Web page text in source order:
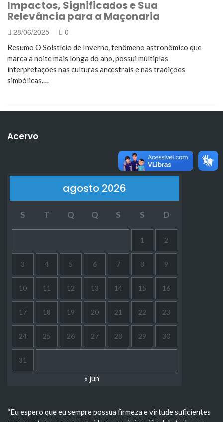
Impactos, Significados e Sua
Relevância para a Maçonaria
28/06/2025 0
Resumo O Solstício de Inverno, fenômeno astronômico que
marca a noite mais longa do ano, possui múltiplas
interpretações nas culturas ancestrais e nas tradições
simbólicas.…
Acervo
agosto 2026
S T Q Q S S D
1 2
3 4 5 6 7 8 9
10 11 12 13 14 15 16
17 18 19 20 21 22 23
24 25 26 27 28 29 30
31
« jun
“Eu espero que eu sempre possua firmeza e virtude suficientes